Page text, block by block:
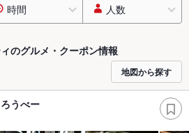
時間 人数
のグルメ・クーポン情報
地図から探す
うべー